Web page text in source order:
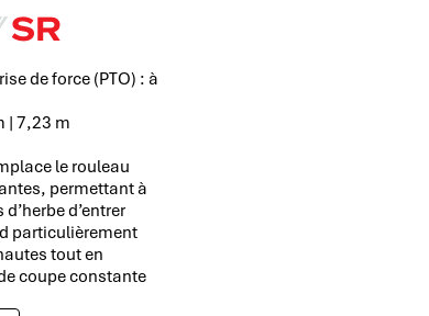
SR
de force (PTO) : à
| 7,23 m
le rouleau
permettant à
d’entrer
particulièrement
tout en
coupe constante